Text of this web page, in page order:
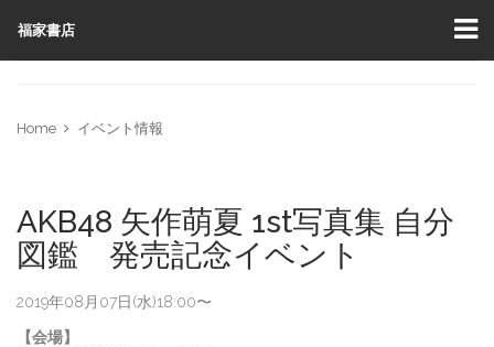
福家書店
Home イベント情報
AKB48 矢作萌夏 1st写真集 自分
図鑑 発売記念イベント
2019年08月07日(水)18:00〜
【会場】